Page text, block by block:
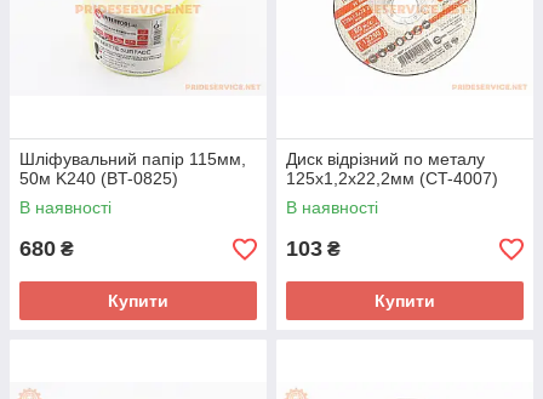
Шліфувальний папір 115мм,
50м K240 (BT-0825)
В наявності
680 ₴
Купити
Диск відрізний по металу
125x1,2x22,2мм (CT-4007)
В наявності
103 ₴
Купити